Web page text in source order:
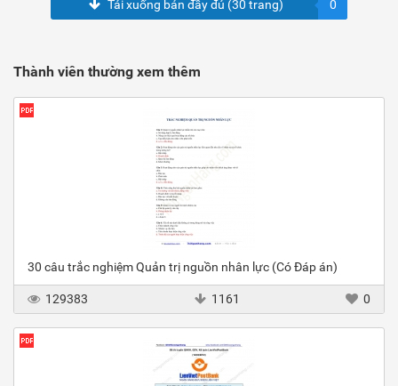
Tải xuống bản đầy đủ (30 trang) 0
Thành viên thường xem thêm
30 câu trắc nghiệm Quản trị nguồn nhân lực (Có Đáp án)
129383 1161 0